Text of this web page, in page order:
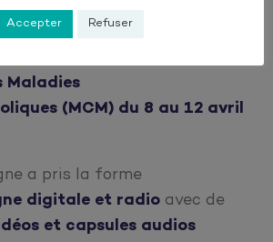
ICAN, a renforcé ses actions de
sensibiliser le grand public
Maladies
(MCM) du 8 au 12 avril
a pris la forme
digitale et radio avec de
et capsules audios
Accepter Refuser